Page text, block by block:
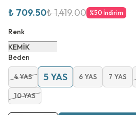
₺ 709.50₺ 1,419.00 %50 İndirim
Renk
KEMİK
Beden
4 YAS 5 YAS 6 YAS 7 YAS
10 YAS